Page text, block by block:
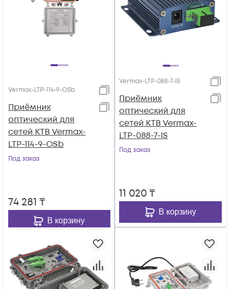
Vermax-LTP-114-9-OSb
Приёмник
оптический для
сетей КТВ Vermax-
LTP-114-9-OSb
Под заказ
74 281 ₸
В корзину
Vermax-LTP-088-7-IS
Приёмник
оптический для
сетей КТВ Vermax-
LTP-088-7-IS
Под заказ
11 020₸
В корзину